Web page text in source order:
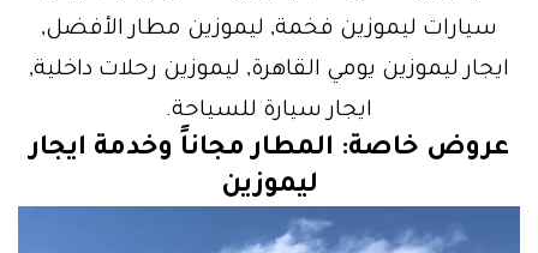
سيارات ليموزين فخمة, ليموزين مطار الأفضل,
ايجار ليموزين يومي القاهرة, ليموزين رحلات داخلية,
ايجار سيارة للسياحة.
عروض خاصة: المطار مجاناً وخدمة ايجار
ليموزين